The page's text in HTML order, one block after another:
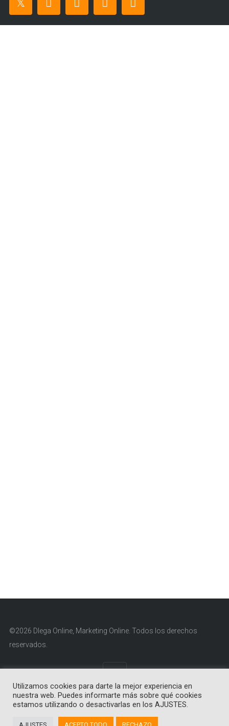
©2026 Dlega Online, Marketing Online. Todos los derechos
reservados.
Aviso Legal|Política de Cookies|Política de Privacidad
Utilizamos cookies para darte la mejor experiencia en
nuestra web. Puedes informarte más sobre qué cookies
estamos utilizando o desactivarlas en los AJUSTES.